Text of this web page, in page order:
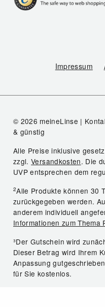
Impressum
© 2026 meineLinse |
& günstig
Alle Preise inklusive
zzgl.Versandkosten. Die
UVP entsprechen dem
2Alle Produkte können 30
zurückgegeben werden.
anderem individuell
Informationen zum
³Der Gutschein wird
Dieser Betrag wird Ihrem
Anpassung
für Sie kostenlos.